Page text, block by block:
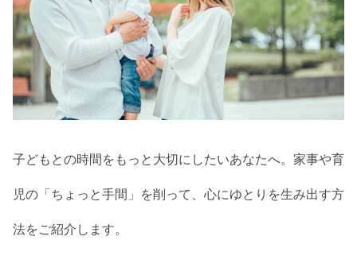
子どもとの時間をもっと大切にしたいあなたへ。家事や育
児の「ちょっと手間」を削って、心にゆとりを生み出す方
法をご紹介します。